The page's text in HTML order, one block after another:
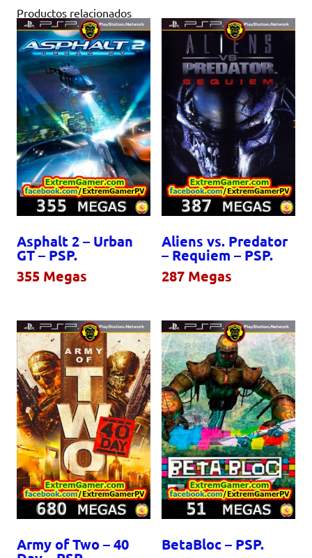
Productos relacionados
Asphalt 2 – Urban
GT – PSP.
355 Megas
Aliens vs. Predator
– Requiem – PSP.
287 Megas
Army of Two – 40
BetaBloc – PSP.